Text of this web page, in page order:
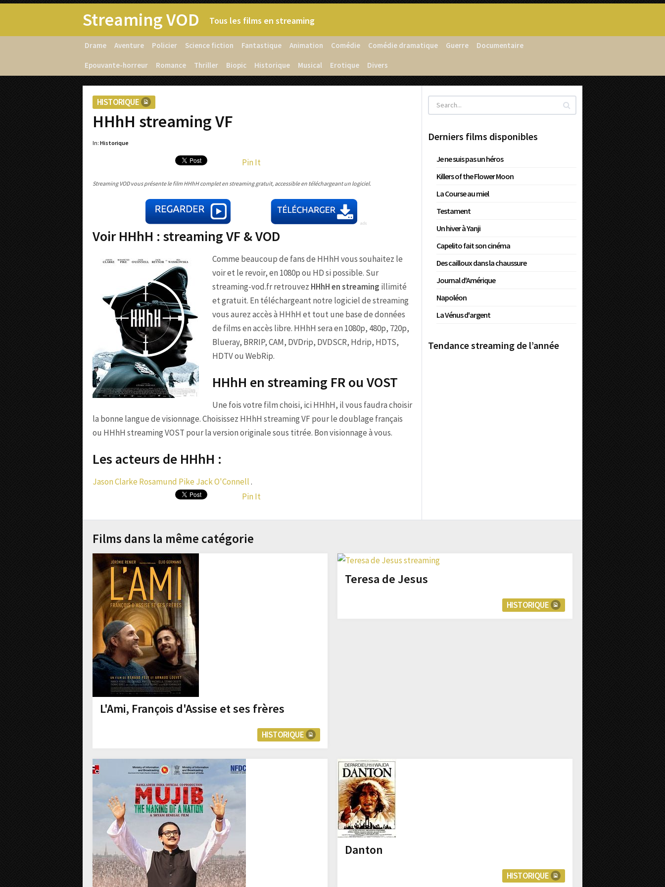
Streaming VOD Tous les films en streaming
Drame Aventure Policier Science fiction Fantastique Animation Comédie Comédie dramatique Guerre Documentaire
Epouvante-horreur Romance Thriller Biopic Historique Musical Erotique Divers
HISTORIQUE
HHhH streaming VF
In: Historique
Pin It
Streaming VOD vous présente le film HHhH complet en streaming gratuit, accessible en téléchargeant un logiciel.
Voir HHhH : streaming VF & VOD
Comme beaucoup de fans de HHhH vous souhaitez le
voir et le revoir, en 1080p ou HD si possible. Sur
streaming-vod.fr retrouvez HHhH en streaming illimité
et gratuit. En téléchargeant notre logiciel de streaming
vous aurez accès à HHhH et tout une base de données
de films en accès libre. HHhH sera en 1080p, 480p, 720p,
Blueray, BRRIP, CAM, DVDrip, DVDSCR, Hdrip, HDTS,
HDTV ou WebRip.
HHhH en streaming FR ou VOST
Une fois votre film choisi, ici HHhH, il vous faudra choisir
la bonne langue de visionnage. Choisissez HHhH streaming VF pour le doublage français
ou HHhH streaming VOST pour la version originale sous titrée. Bon visionnage à vous.
Les acteurs de HHhH :
Jason Clarke Rosamund Pike Jack O'Connell.
Pin It
Derniers films disponibles
Je ne suis pas un héros
Killers of the Flower Moon
La Course au miel
Testament
Un hiver à Yanji
Capelito fait son cinéma
Des cailloux dans la chaussure
Journal d'Amérique
Napoléon
La Vénus d'argent
Tendance streaming de l’année
Films dans la même catégorie
L'Ami, François d'Assise et ses frères
HISTORIQUE
Teresa de Jesus
HISTORIQUE
Danton
HISTORIQUE